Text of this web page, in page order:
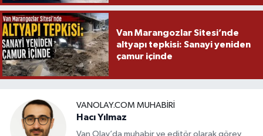
Van Marangozlar Sitesi’nde
altyapı tepkisi: Sanayi yeniden
çamur içinde
VANOLAY.COM MUHABIRI
Hacı Yılmaz
Van Olay’da muhabir ve editör olarak görev